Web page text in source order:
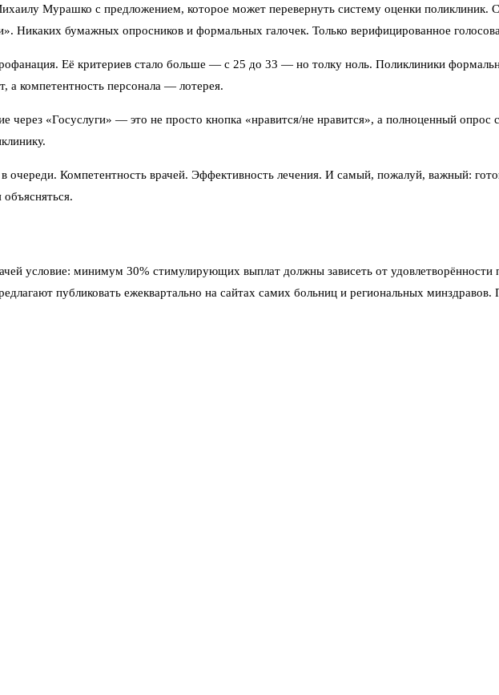
Мурашко с предложением, которое может перевернуть систему оценки поликлиник.
Никаких бумажных опросников и формальных галочек. Только верифицированное
Её критериев стало больше — с 25 до 33 — но толку ноль. Поликлиники
а компетентность персонала — лотерея.
через «Госуслуги» — это не просто кнопка «нравится/не нравится», а полноценный опрос
Компетентность врачей. Эффективность лечения. И самый, пожалуй, важный:
условие: минимум 30% стимулирующих выплат должны зависеть от удовлетворённости
публиковать ежеквартально на сайтах самих больниц и региональных минздравов.